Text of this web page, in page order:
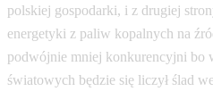
polskiej gospodarki, i z drugiej
energetyki z paliw kopalnych na
podwójnie mniej konkurencyjni bo
światowych będzie się liczył ślad